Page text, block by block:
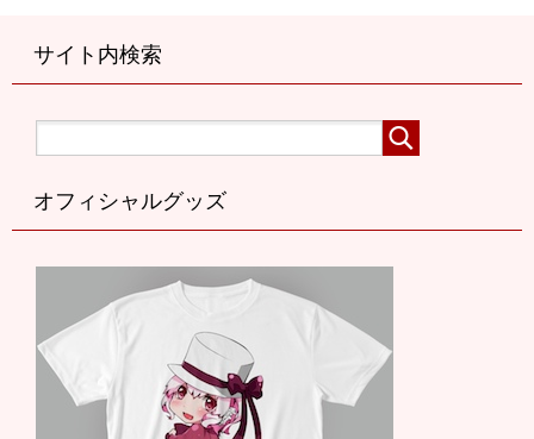
サイト内検索
オフィシャルグッズ